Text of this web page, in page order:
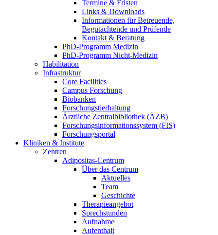
Termine & Fristen
Links & Downloads
Informationen für Betreuende,
Begutachtende und Prüfende
Kontakt & Beratung
PhD-Programm Medizin
PhD-Programm Nicht-Medizin
Habilitation
Infrastruktur
Core Facilities
Campus Forschung
Biobanken
Forschungstierhaltung
Ärztliche Zentralbibliothek (ÄZB)
Forschungsinformationssystem (FIS)
Forschungsportal
Kliniken & Institute
Zentren
Adipositas-Centrum
Über das Centrum
Aktuelles
Team
Geschichte
Therapieangebot
Sprechstunden
Aufnahme
Aufenthalt